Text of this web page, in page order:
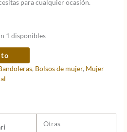
para cualquier ocasión.
1 disponibles
, Bolsos de mujer, Mujer
Otras